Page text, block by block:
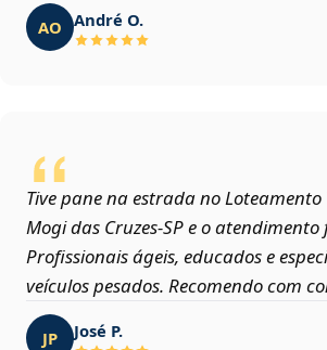
AO André O.
Tive pane na estrada no Loteamento
Mogi das Cruzes‑SP e o atendimento
Profissionais ágeis, educados e
veículos pesados. Recomendo com
JP José P.